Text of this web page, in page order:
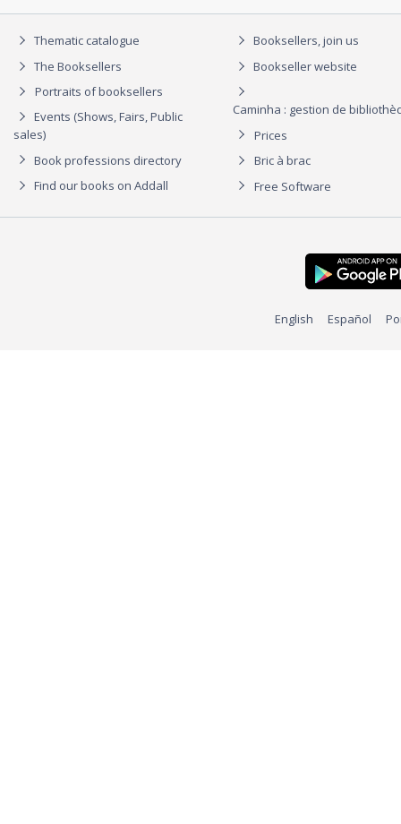
Thematic catalogue
The Booksellers
Portraits of booksellers
Events (Shows, Fairs, Public
sales)
Book professions directory
Find our books on Addall
Booksellers, join us
Bookseller website
Caminha : gestion de
Prices
Bric à brac
Free Software
English Español